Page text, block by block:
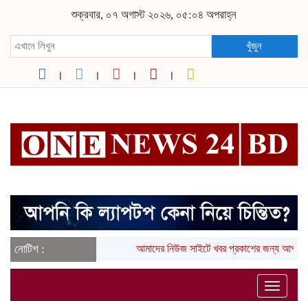
শুক্রবার, ০৭ অগাস্ট ২০২৬, ০৫:০৪ অপরাহ্ন
খুঁজুন
নোটিশ : আমাদের নিউজ সাইটে খবর প্রকাশের জন্য
Toggle